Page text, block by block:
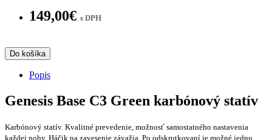
149,00€ s DPH
Do košíka
Popis
Genesis Base C3 Green karbónový statív
Karbónový statív. Kvalitné prevedenie, možnosť samostatného nastavenia
každej nohy. Háčik na zavesenie závažia. Po odskrutkovaní je možné jednu